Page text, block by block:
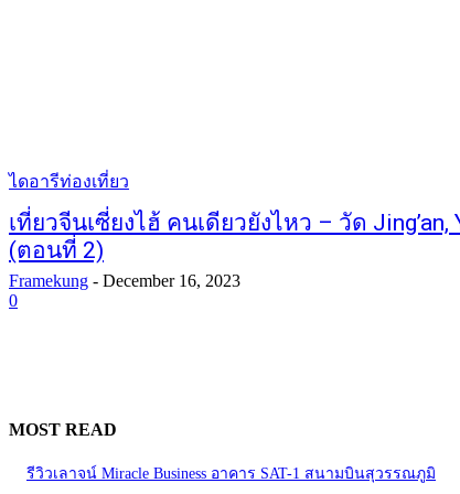
ไดอารีท่องเที่ยว
เที่ยวจีนเซี่ยงไฮ้ คนเดียวยังไหว – วัด Jing’an,
(ตอนที่ 2)
Framekung - December 16, 2023
0
MOST READ
รีวิวเลาจน์ Miracle Business อาคาร SAT-1 สนามบินสุวรรณภูมิ